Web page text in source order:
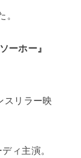
。
ーホー』
スリラー映
ィ主演。